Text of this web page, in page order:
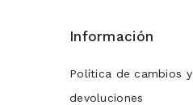
Información
Política de cambios y
devoluciones